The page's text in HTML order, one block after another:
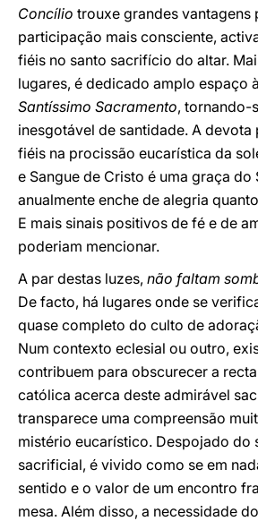
Concílio trouxe grandes vantagens
participação mais consciente,
fiéis no santo sacrifício do altar.
lugares, é dedicado amplo espaço à
Santíssimo Sacramento, tornando-
inesgotável de santidade. A
fiéis na procissão eucarística da
e Sangue de Cristo é uma graça do
anualmente enche de alegria
E mais sinais positivos de fé e de
poderiam mencionar.
A par destas luzes, não faltam
De facto, há lugares onde se
quase completo do culto de
Num contexto eclesial ou outro,
contribuem para obscurecer a
católica acerca deste admirável
transparece uma compreensão
mistério eucarístico. Despojado do
sacrificial, é vivido como se em
sentido e o valor de um encontro
mesa. Além disso, a necessidade